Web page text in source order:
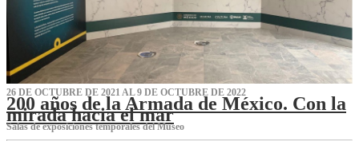
26 DE OCTUBRE DE 2021 AL 9 DE OCTUBRE DE 2022
200 años de la Armada de México. Con la
mirada hacia el mar
Salas de exposiciones temporales del Museo‌